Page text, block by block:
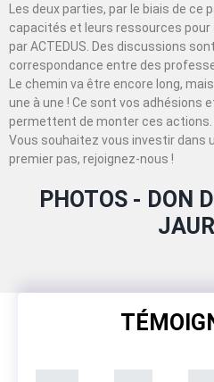
Les deux parties, par le biais de
capacités et leurs ressources
par ACTEDUS. Des discussions
correspondance entre des
Le chemin va être encore long,
une à une ! Ce sont vos adhésions
permettent de monter ces actions.
Vous souhaitez vous investir dans
premier pas, rejoignez-nous !
PHOTOS - DON